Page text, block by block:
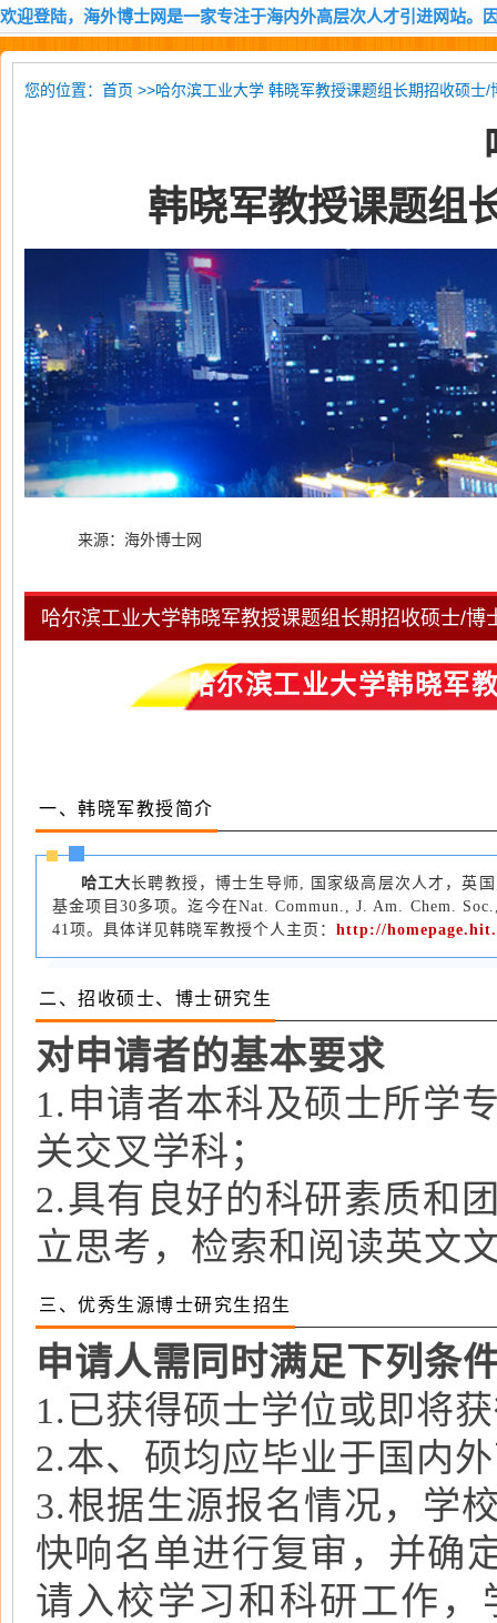
欢迎登陆，海外博士网是一家专注于海内外高层次人才引进网站。
您的位置： 首页 >>哈尔滨工业大学 韩晓军教授课题组长期招收硕士/
韩晓军教授课题组
来源：海外博士网
哈尔滨工业大学韩晓军教授课题组长期招收硕士/博
哈尔滨工业大学韩晓军
一、韩晓军教授简介
哈工大长聘教授，博士生导师, 国家级高层次人才，英
基金项目30多项。迄今在Nat. Commun., J. Am. Chem.
41项。具体详见韩晓军教授个人主页： http://
二、招收硕士、博士研究生
对申请者的基本要求
1.申请者本科及硕士所学
关交叉学科；
2.具有良好的科研素质和
立思考，检索和阅读英文
三、优秀生源博士研究生招生
申请人需同时满足下列条
1.已获得硕士学位或即将
2.本、硕均应毕业于国内
3.根据生源报名情况，学
快响名单进行复审，并确
请入校学习和科研工作